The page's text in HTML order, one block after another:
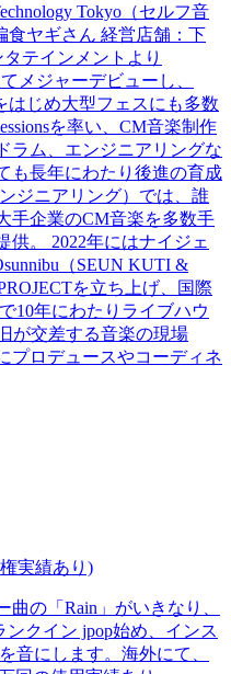
Tokyo（セルフ音
食ヤギさん 経営店舗：下
テインメントより
メジャーデビューし、
はじめ大型フェスにも多数
を率い、CM音楽制作
ラム、エンジニアリングな
も長年にわたり後進の育成
ジニアリング）では、誰
手企業のCM音楽を多数手
供。 2022年にはナイジェ
（SEUN KUTI &
を立ち上げ、国際
10年にわたりライブハウ
が交差する音楽の現場
プロデュースやコーディネ
実績あり)
曲の「Rain」がいきなり、
クイン jpop始め、インス
音にします。海外にて、